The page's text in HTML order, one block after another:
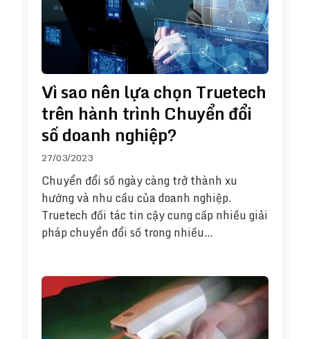
Vì sao nên lựa chọn Truetech
trên hành trình Chuyển đổi
số doanh nghiệp?
27/03/2023
Chuyển đổi số ngày càng trở thành xu
hướng và nhu cầu của doanh nghiệp.
Truetech đối tác tin cậy cung cấp nhiều giải
pháp chuyển đổi số trong nhiều…